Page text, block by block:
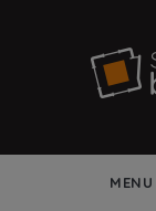
MENU